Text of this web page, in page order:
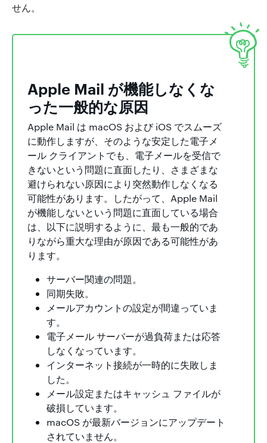
せん。
Apple Mail が機能しなくな
った一般的な原因
Apple Mail は macOS および iOS でスムーズ
に動作しますが、そのような安定した電子メ
ール クライアントでも、電子メールを受信で
きないという問題に直面したり、さまざまな
避けられない原因により突然動作しなくなる
可能性があります。したがって、Apple Mail
が機能しないという問題に直面している場合
は、以下に説明するように、最も一般的であ
りながら重大な理由が原因である可能性があ
ります。
サーバー関連の問題。
同期失敗。
メールアカウントの設定が間違っていま
す。
電子メール サーバーが過負荷または応答
しなくなっています。
インターネット接続が一時的に失敗しま
した。
メール設定またはキャッシュ ファイルが
破損しています。
macOS が最新バージョンにアップデート
されていません。